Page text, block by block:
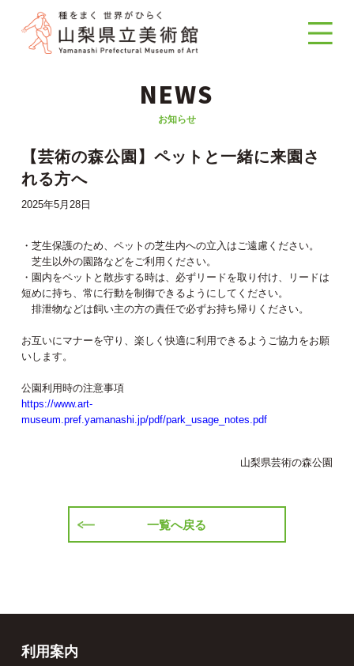
NEWS
お知らせ
【芸術の森公園】ペットと一緒に来園さ
れる方へ
2025年5月28日
・芝生保護のため、ペットの芝生内への立入はご遠慮ください。
芝生以外の園路などをご利用ください。
・園内をペットと散歩する時は、必ずリードを取り付け、リードは
短めに持ち、常に行動を制御できるようにしてください。
排泄物などは飼い主の方の責任で必ずお持ち帰りください。
お互いにマナーを守り、楽しく快適に利用できるようご協力をお願
いします。
公園利用時の注意事項
https://www.art-
museum.pref.yamanashi.jp/pdf/park_usage_notes.pdf
山梨県芸術の森公園
一覧へ戻る
利用案内